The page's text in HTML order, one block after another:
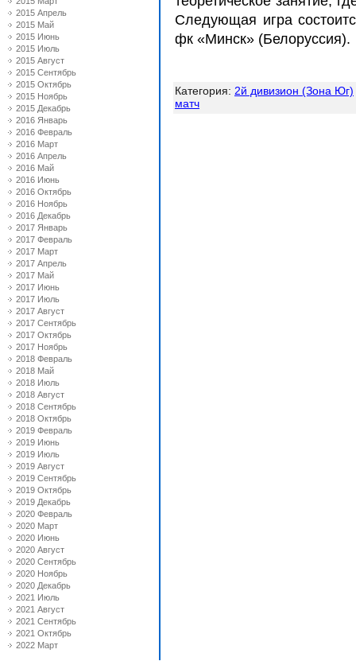
2015 Апрель
2015 Май
2015 Июнь
2015 Июль
2015 Август
2015 Сентябрь
2015 Октябрь
2015 Ноябрь
2015 Декабрь
2016 Январь
2016 Февраль
2016 Март
2016 Апрель
2016 Май
2016 Июнь
2016 Октябрь
2016 Ноябрь
2016 Декабрь
2017 Январь
2017 Февраль
2017 Март
2017 Апрель
2017 Май
2017 Июнь
2017 Июль
2017 Август
2017 Сентябрь
2017 Октябрь
2017 Ноябрь
2018 Февраль
2018 Май
2018 Июль
2018 Август
2018 Сентябрь
2018 Октябрь
2019 Февраль
2019 Июнь
2019 Июль
2019 Август
2019 Сентябрь
2019 Октябрь
2019 Декабрь
2020 Февраль
2020 Март
2020 Июнь
2020 Август
2020 Сентябрь
2020 Ноябрь
2020 Декабрь
2021 Июль
2021 Август
2021 Сентябрь
2021 Октябрь
2022 Март
Следующая играсостоитс
фк «Минск» (Белоруссия).
Категория: 2й дивизион (Зона Юг)
матч